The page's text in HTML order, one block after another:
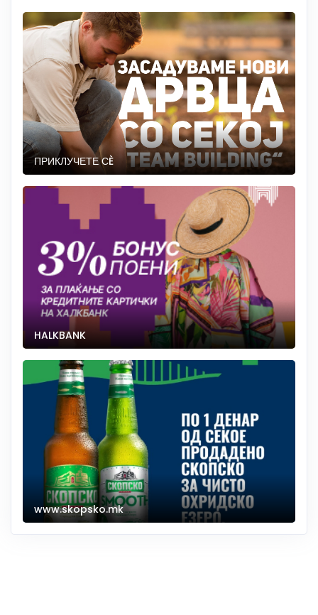
ПРИКЛУЧЕТЕ СÈ
HALKBANK
www.skopsko.mk